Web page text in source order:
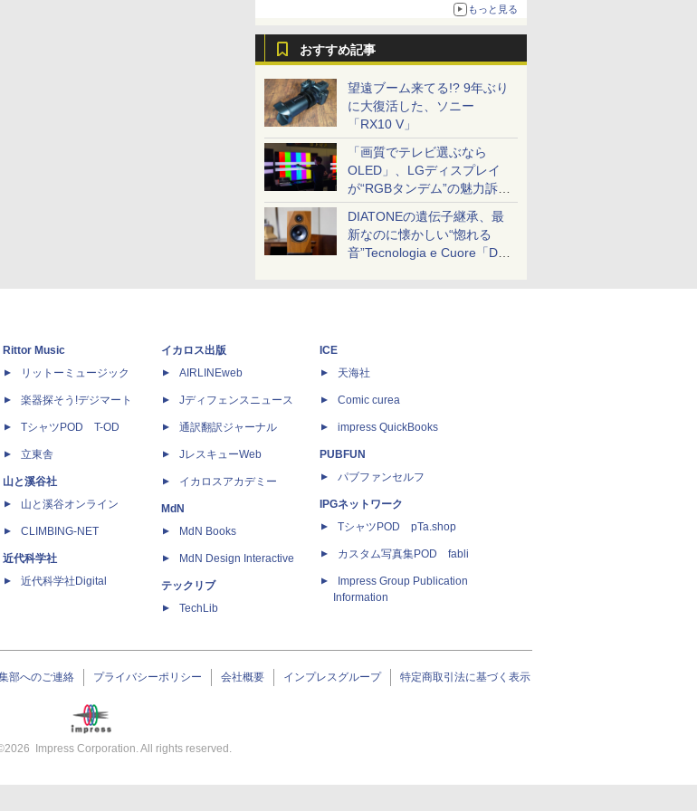
もっと見る
おすすめ記事
望遠ブーム来てる!? 9年ぶり
に大復活した、ソニー
「RX10 V」
「画質でテレビ選ぶなら
OLED」、LGディスプレイ
が“RGBタンデム”の魅力訴
求。液晶とのガチ比較も
DIATONEの遺伝子継承、最
新なのに懐かしい“惚れる
音”Tecnologia e Cuore「DS-
Rittor Music
リットーミュージック
楽器探そう!デジマート
TシャツPOD T-OD
立東舎
山と溪谷社
山と溪谷オンライン
CLIMBING-NET
近代科学社
近代科学社Digital
イカロス出版
AIRLINEweb
Jディフェンスニュース
通訳翻訳ジャーナル
JレスキューWeb
イカロスアカデミー
MdN
MdN Books
MdN Design Interactive
テックリブ
TechLib
ICE
天海社
Comic curea
impress QuickBooks
PUBFUN
パブファンセルフ
IPGネットワーク
TシャツPOD pTa.shop
カスタム写真集POD fabli
Impress Group Publication
Information
部へのご連絡 プライバシーポリシー 会社概要 インプレスグループ 特定商取引法に基づく表示
2026 Impress Corporation. All rights reserved.